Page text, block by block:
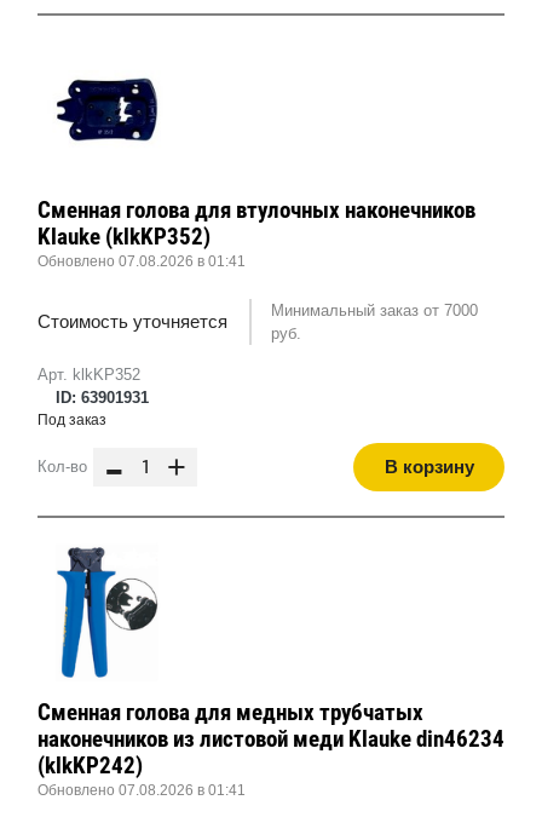
Арт. klkKP352
ID: 63901931
Сменная голова для втулочных наконечников
Klauke (klkKP352)
Обновлено 07.08.2026 в 01:41
Стоимость уточняется
Минимальный заказ от 7000
руб.
Под заказ
Кол-во - + В корзину
Сменная голова для медных трубчатых
наконечников из листовой меди Klauke din46234
(klkKP242)
Обновлено 07.08.2026 в 01:41